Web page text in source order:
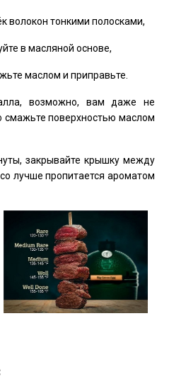
волокон тонкими полосками,
в масляной основе,
маслом и приправьте.
возможно, вам даже не
смажьте поверхностью маслом
закрывайте крышку между
лучше пропитается ароматом